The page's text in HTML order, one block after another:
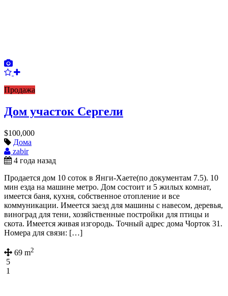
Продажа
Дом участок Сергели
$100,000
Дома
zabir
4 года назад
Продается дом 10 соток в Янги-Хаете(по документам 7.5). 10
мин езда на машине метро. Дом состоит и 5 жилых комнат,
имеется баня, кухня, собственное отопление и все
коммуникации. Имеется заезд для машины с навесом, деревья,
виноград для тени, хозяйственные постройки для птицы и
скота. Имеется живая изгородь. Точный адрес дома Чорток 31.
Номера для связи: […]
69 m2
5
1